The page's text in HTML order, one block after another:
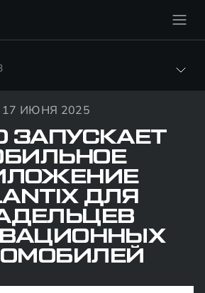
17 ИЮНЯ 2025
ЗАПУСКАЕТ
ДЛЯ